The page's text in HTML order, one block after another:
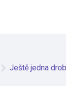
Ještě jedna